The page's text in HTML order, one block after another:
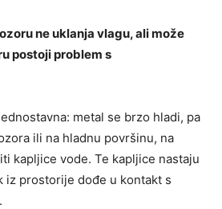
ne uklanja vlagu, ali može
postoji problem s
metal se brzo hladi, pa
ili na hladnu površinu, na
kapljice vode. Te kapljice nastaju
iz prostorije dođe u kontakt s